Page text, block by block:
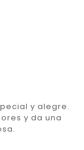
y alegre.
y da una